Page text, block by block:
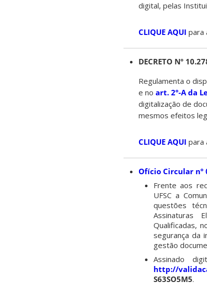
digital, pelas
CLIQUE AQUI para
DECRETO Nº
Regulamenta o
e no art. 2º-A da
digitalização de
mesmos efeitos
CLIQUE AQUI para
Ofício Circular nº
Frente aos
UFSC a
questões
Assinaturas
Qualificadas,
segurança da
gestão
Assinado
http://
S63SO5M5.